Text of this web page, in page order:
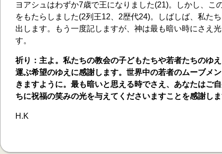
ヨアシュはわずか7歳で王になりました(21)。しかし、こ
をもたらしました(2列王12、2歴代24)。しばしば、私た
出します。もう一度記しますが、神は最も暗い時にさえ
す。
祈り：主よ。私たちの教会の子どもたちや若者たちのゆ
運ぶ希望のゆえに感謝します。世界中の若者のムーブメ
きますように。最も暗いと思える時でさえ、あなたはご
ちに祝福の笑みの光を与えてくださいますことを感謝し
H.K